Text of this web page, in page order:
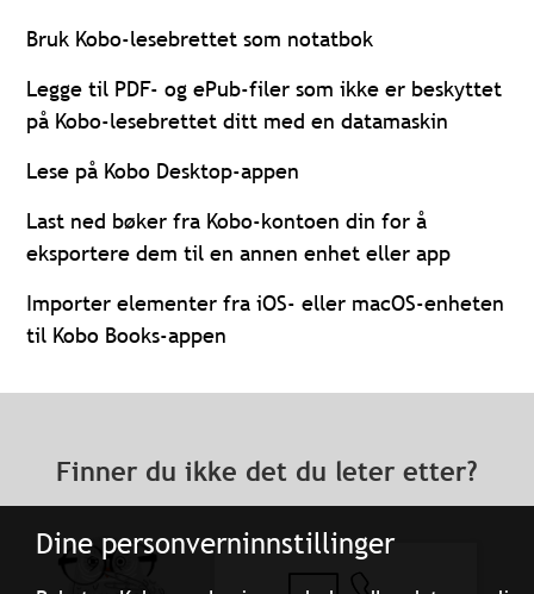
Dine personverninnstillinger
Bruk Kobo-lesebrettet som notatbok
Legge til PDF- og ePub-filer som ikke er beskyttet
på Kobo-lesebrettet ditt med en datamaskin
Lese på Kobo Desktop-appen
Last ned bøker fra Kobo-kontoen din for å
eksportere dem til en annen enhet eller app
Importer elementer fra iOS- eller macOS-enheten
til Kobo Books-appen
Finner du ikke det du leter etter?